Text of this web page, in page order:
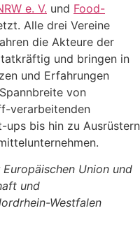
e. V. und Food-
Alle drei Vereine
die Akteure der
und bringen in
und Erfahrungen
von
verarbeitenden
ups bis hin zu Ausrüstern
Union und
und
Westfalen